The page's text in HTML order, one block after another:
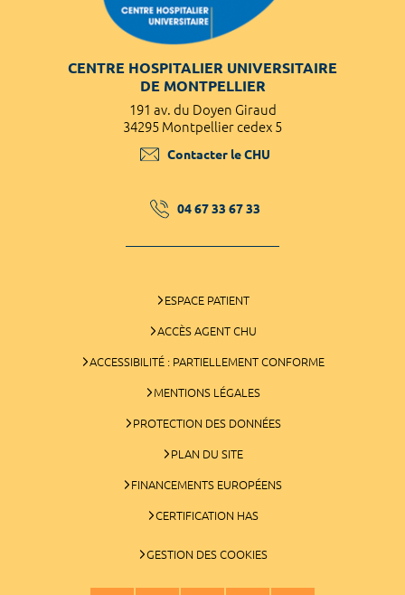
CENTRE HOSPITALIER UNIVERSITAIRE
DE MONTPELLIER
191 av. du Doyen Giraud
34295 Montpellier cedex 5
Contacter le CHU
04 67 33 67 33
ESPACE PATIENT
ACCÈS AGENT CHU
ACCESSIBILITÉ : PARTIELLEMENT CONFORME
MENTIONS LÉGALES
PROTECTION DES DONNÉES
PLAN DU SITE
FINANCEMENTS EUROPÉENS
CERTIFICATION HAS
GESTION DES COOKIES